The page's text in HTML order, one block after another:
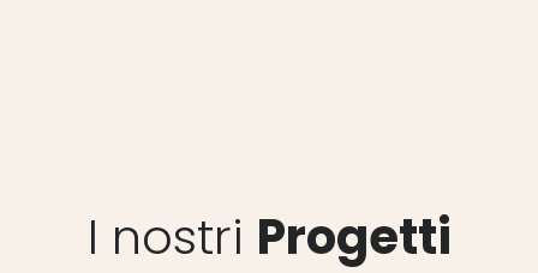
I nostri Progetti